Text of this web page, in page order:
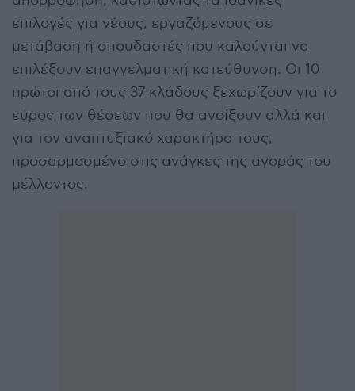
επιλογές για νέους, εργαζόμενους σε
μετάβαση ή σπουδαστές που καλούνται να
επιλέξουν επαγγελματική κατεύθυνση. Οι 10
πρώτοι από τους 37 κλάδους ξεχωρίζουν για το
εύρος των θέσεων που θα ανοίξουν αλλά και
για τον αναπτυξιακό χαρακτήρα τους,
προσαρμοσμένο στις ανάγκες της αγοράς του
μέλλοντος.